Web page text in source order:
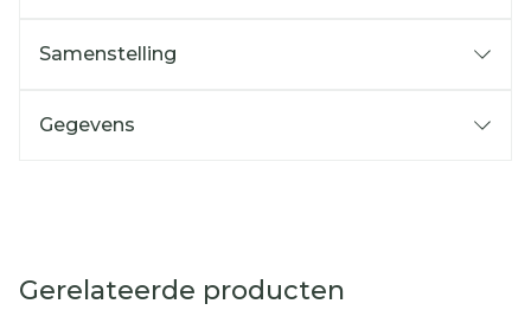
Samenstelling
Gegevens
Gerelateerde producten